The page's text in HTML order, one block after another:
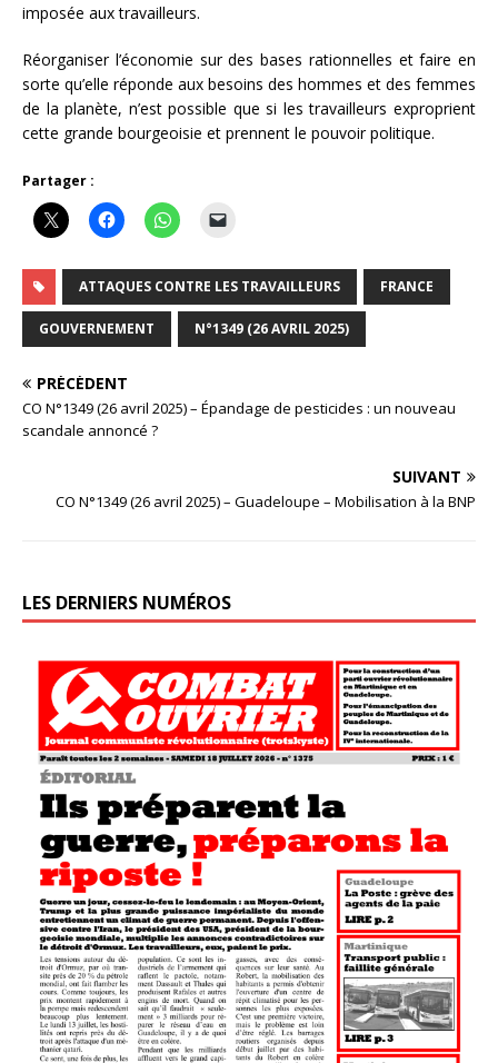
imposée aux travailleurs.
Réorganiser l’économie sur des bases rationnelles et faire en
sorte qu’elle réponde aux besoins des hommes et des femmes
de la planète, n’est possible que si les travailleurs exproprient
cette grande bourgeoisie et prennent le pouvoir politique.
Partager :
ATTAQUES CONTRE LES TRAVAILLEURS FRANCE
GOUVERNEMENT N°1349 (26 AVRIL 2025)
PRÉCÉDENT
CO N°1349 (26 avril 2025) – Épandage de pesticides : un nouveau
scandale annoncé ?
SUIVANT
CO N°1349 (26 avril 2025) – Guadeloupe – Mobilisation à la BNP
LES DERNIERS NUMÉROS